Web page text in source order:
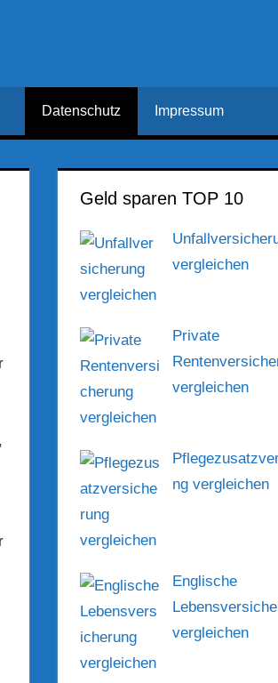
Datenschutz Impressum
Geld sparen TOP 10
vergleichen
Private
vergleichen
ng vergleichen
Englische
vergleichen